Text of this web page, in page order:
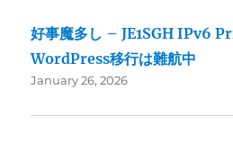
好事魔多し – JE1SGH IPv6
WordPress移行は難航中
January 26, 2026